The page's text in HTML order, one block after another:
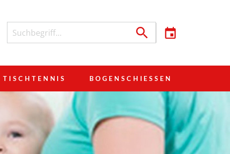
TISCHTENNIS BOGENSCHIESSEN